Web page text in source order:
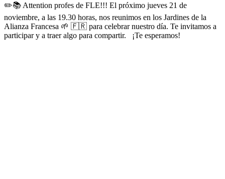
✏️📚 Attention profes de FLE!!! El próximo jueves 21 de
noviembre, a las 19.30 horas, nos reunimos en los Jardines de la
Alianza Francesa 🌱 🇫🇷 para celebrar nuestro día. Te invitamos a
participar y a traer algo para compartir. ¡Te esperamos!